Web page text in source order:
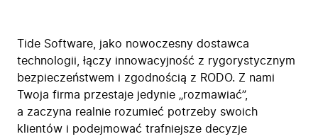
Tide Software, jako nowoczesny dostawca
technologii, łączy innowacyjność z rygorystycznym
bezpieczeństwem i zgodnością z RODO. Z nami
Twoja firma przestaje jedynie „rozmawiać”,
a zaczyna realnie rozumieć potrzeby swoich
klientów i podejmować trafniejsze decyzje